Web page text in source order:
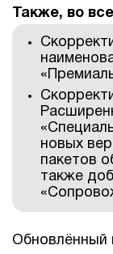
Также, во
новых
пакетов
также
Обновлённый